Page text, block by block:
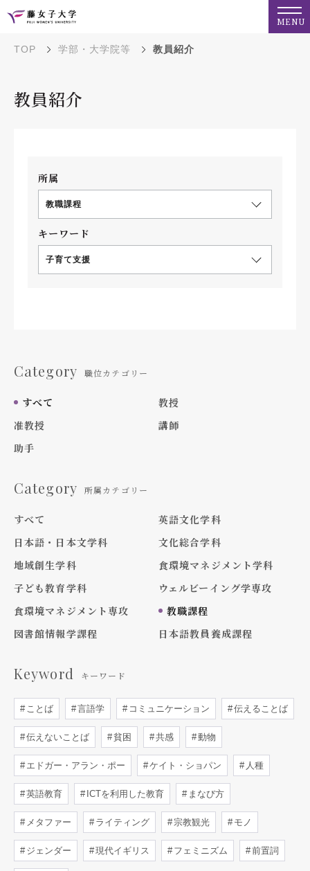
MENU
TOP 学部・大学院等 教員紹介
教員紹介
所属
教職課程
キーワード
子育て支援
Category 職位カテゴリー
すべて
教授
准教授
講師
助手
Category 所属カテゴリー
すべて
英語文化学科
日本語・日本文学科
文化総合学科
地域創生学科
食環境マネジメント学科
子ども教育学科
ウェルビーイング学専攻
食環境マネジメント専攻
教職課程
図書館情報学課程
日本語教員養成課程
Keyword キーワード
ことば 言語学 コミュニケーション 伝えることば
伝えないことば 貧困 共感 動物
エドガー・アラン・ポー ケイト・ショパン 人種
英語教育 ICTを利用した教育 まなび方
メタファー ライティング 宗教観光 モノ
ジェンダー 現代イギリス フェミニズム 前置詞